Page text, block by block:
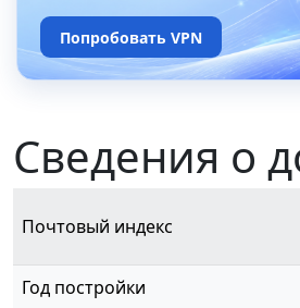
Попробовать VPN
Сведения о
Почтовый индекс
Год постройки